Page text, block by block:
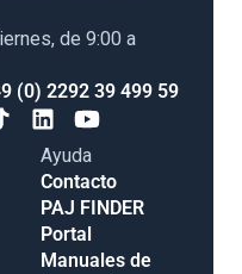
de 9:00 a
(0) 2292 39 499 59
Ayuda
Contacto
PAJ FINDER
Portal
Manuales de